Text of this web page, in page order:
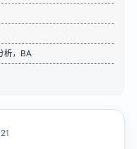
析，BA